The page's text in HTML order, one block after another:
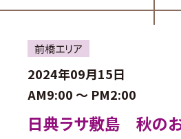
前橋エリア
2024年09月15日
AM9:00 ～ PM2:00
日典ラサ敷島 秋の